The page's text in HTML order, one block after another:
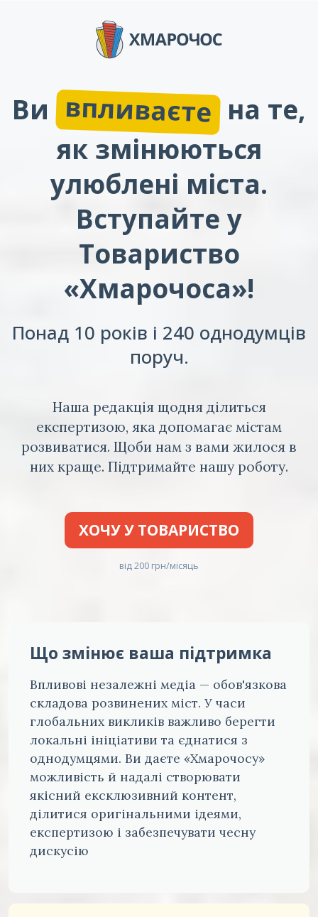
Ви впливаєте на те,
як змінюються
улюблені міста.
Вступайте у
Товариство
«Хмарочоса»!
Понад 10 років і 240 однодумців
поруч.
Наша редакція щодня ділиться
експертизою, яка допомагає містам
розвиватися. Щоби нам з вами жилося в
них краще. Підтримайте нашу роботу.
ХОЧУ У ТОВАРИСТВО
від 200 грн/місяць
Що змінює ваша підтримка
Впливові незалежні медіа — обов'язкова
складова розвинених міст. У часи
глобальних викликів важливо берегти
локальні ініціативи та єднатися з
однодумцями. Ви даєте «Хмарочосу»
можливість й надалі створювати
якісний ексклюзивний контент,
ділитися оригінальними ідеями,
експертизою і забезпечувати чесну
дискусію